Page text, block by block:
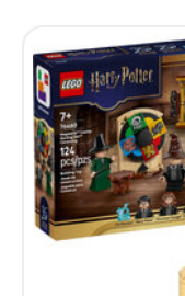
Items van